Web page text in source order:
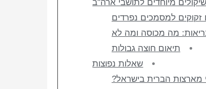
שיקולים מיוחדים לתושבי ארה"ב
למסמכים נפרדים
מה מכוסה ומה לא
תיאום חוצה גבולות
שאלות נפוצות
מארצות הברית בישראל?